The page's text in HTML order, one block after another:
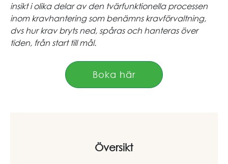
insikt i olika delar av den tvärfunktionella processen
inom kravhantering som benämns kravförvaltning,
dvs hur krav bryts ned, spåras och hanteras över
tiden, från start till mål.
Boka här
Översikt